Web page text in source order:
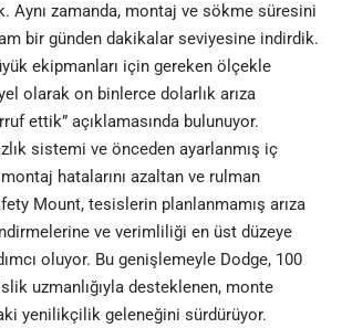
Aynı zamanda, montaj ve sökme süresini
bir günden dakikalar seviyesine indirdik.
ekipmanları için gereken ölçekle
olarak on binlerce dolarlık arıza
ettik” açıklamasında bulunuyor.
sistemi ve önceden ayarlanmış iç
hatalarını azaltan ve rulman
Mount, tesislerin planlanmamış arıza
ve verimliliği en üst düzeye
oluyor. Bu genişlemeyle Dodge, 100
uzmanlığıyla desteklenen, monte
yenilikçilik geleneğini sürdürüyor.